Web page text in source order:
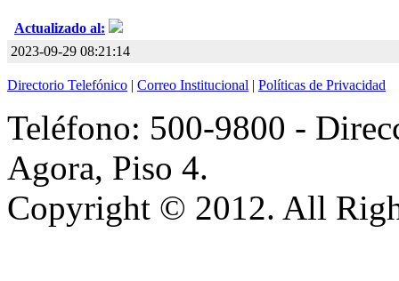
Actualizado al:
2023-09-29 08:21:14
Directorio Telefónico | Correo Institucional | Políticas de Privacidad
Teléfono: 500-9800 -
Agora, Piso 4.
Copyright © 2012. All